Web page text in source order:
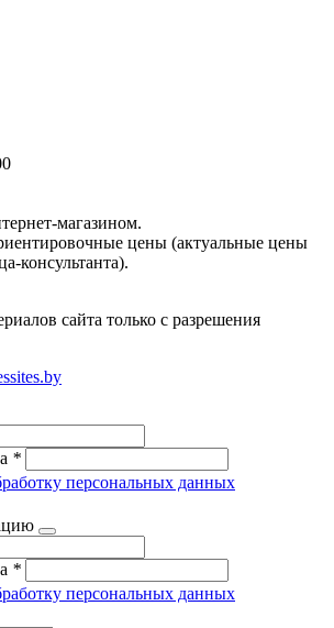
магазином.
цены (актуальные цены
консультанта).
сайта только с разрешения
*
персональных данных
*
персональных данных